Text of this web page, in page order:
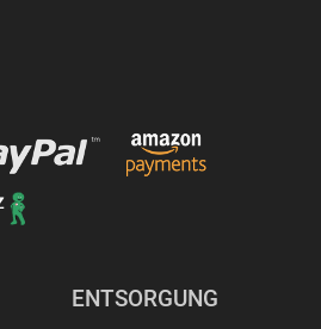
ENTSORGUNG